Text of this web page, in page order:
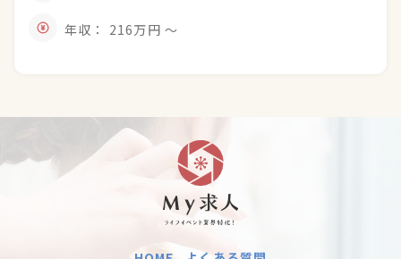
年収： 216万円 〜